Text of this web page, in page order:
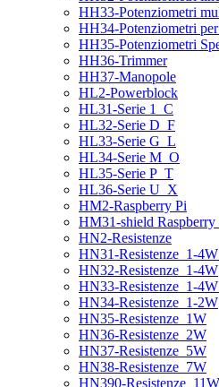
HH33-Potenziometri
HH34-Potenziometri
HH35-Potenziometri
HH36-Trimmer
HH37-Manopole
HL2-Powerblock
HL31-Serie 1_C
HL32-Serie D_F
HL33-Serie G_L
HL34-Serie M_O
HL35-Serie P_T
HL36-Serie U_X
HM2-Raspberry Pi
HM31-shield Raspberry
HN2-Resistenze
HN31-Resistenze_1-
HN32-Resistenze_1-4W
HN33-Resistenze_1-
HN34-Resistenze_1-2W
HN35-Resistenze_1W
HN36-Resistenze_2W
HN37-Resistenze_5W
HN38-Resistenze_7W
HN390-Resistenze_11W